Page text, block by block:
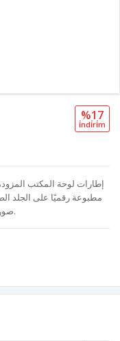
%17
i̇ndi̇ri̇m
إطارات لوحة المكتب
مطبوعة رقميًا على الجلد
صور مصممة خصيصًا للوحات المكتب المزودة بالصور.